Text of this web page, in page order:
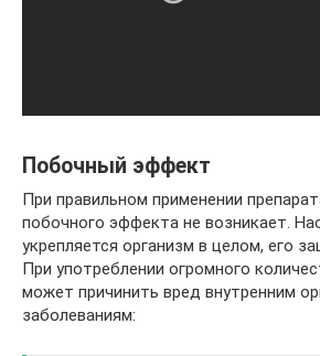
Побочный эффект
При правильном применении
побочного эффекта не возникает.
укрепляется организм в целом, его
При употреблении огромного
может причинить вред внутренним
заболеваниям: